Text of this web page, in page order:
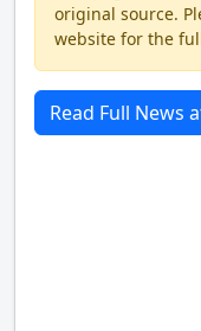
original source.
website for the
Read Full News